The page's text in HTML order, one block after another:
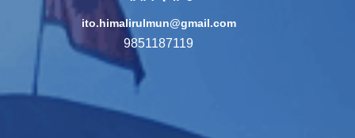
ito.himalirulmun@gmail.com
9851187119